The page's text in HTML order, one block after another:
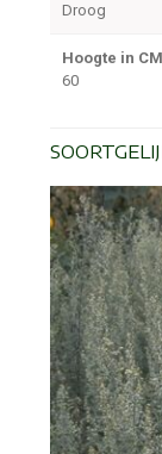
Droog
Hoogte in
60